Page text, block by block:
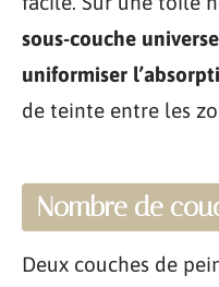
sous-couche
uniformiser
de teinte entre les
Nombre de
Deux couches de